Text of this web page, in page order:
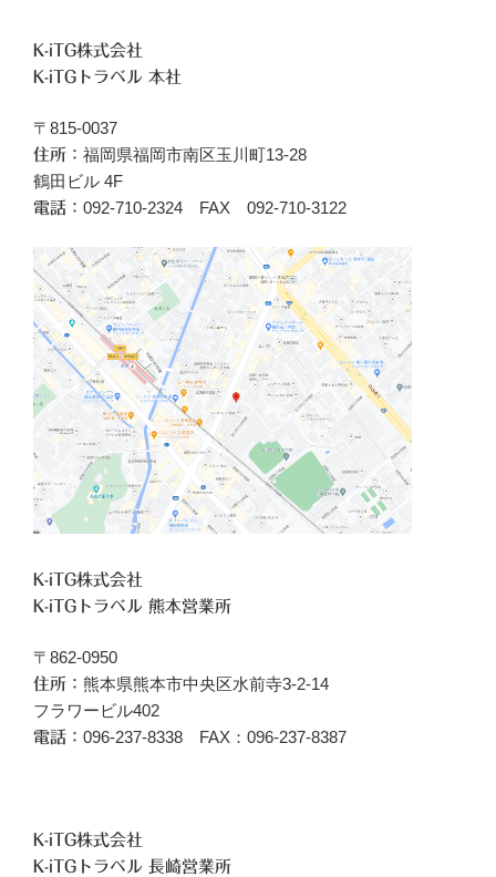
K-iTG株式会社
K-iTGトラベル 本社
〒815-0037
住所： 福岡県福岡市南区玉川町13-28
鶴田ビル 4F
電話： 092-710-2324 FAX 092-710-3122
K-iTG株式会社
K-iTGトラベル 熊本営業所
〒862-0950
住所： 熊本県熊本市中央区水前寺3-2-14
フラワービル402
電話： 096‐237-8338 FAX：096-237-8387
K-iTG株式会社
K-iTGトラベル 長崎営業所